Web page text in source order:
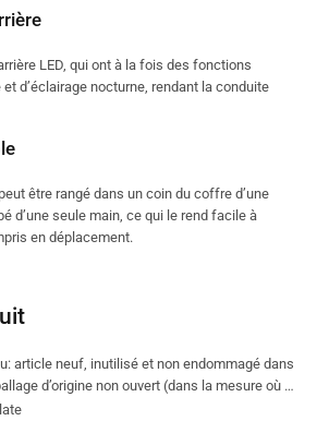
LED, qui ont à la fois des fonctions
d’éclairage nocturne, rendant la conduite
être rangé dans un coin du coffre d’une
d’une seule main, ce qui le rend facile à
en déplacement.
article neuf, inutilisé et non endommagé dans
d’origine non ouvert (dans la mesure où …